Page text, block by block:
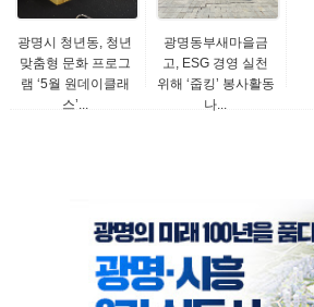
광명시 청년동, 청년
맞춤형 문화 프로그
램 ‘5월 원데이클래
스’...
광명동부새마을금
고, ESG 경영 실천
위해 ‘줍킹’ 봉사활동
나...